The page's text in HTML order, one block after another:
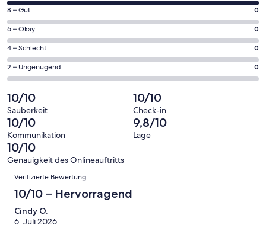
Fenster
geöffnet
von
insgesamt
29
Gästebewertungen
haben
eine
Bewertung
von
10
-
Hervorragend
0
von
insgesamt
29
Gästebewertungen
haben
Bewertung
von
8
-
Gut
8 – Gut 0
0
von
insgesamt
29
Gästebewertungen
haben
eine
Bewertung
von
6
-
Okay
6 – Okay 0
0
von
insgesamt
Gästebewertungen
haben
eine
Bewertung
von
4
Schlecht
4 – Schlecht 0
0
von
insgesamt
29
Gästebewertungen
haben
eine
Bewertung
Ungenügend
2 – Ungenügend 0
10/10
Sauberkeit
10/10
Check-in
10/10
Kommunikation
9,8/10
Lage
10/10
Genauigkeit des Onlineauftritts
Bewertungen
Verifizierte Bewertung
10/10 – Hervorragend
Cindy O.
6. Juli 2026